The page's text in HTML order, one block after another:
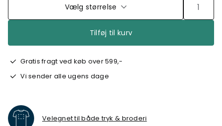
Vælg størrelse
Tilføj til kurv
Gratis fragt ved køb over 599,-
Vi sender alle ugens dage
Velegnet til både tryk & broderi